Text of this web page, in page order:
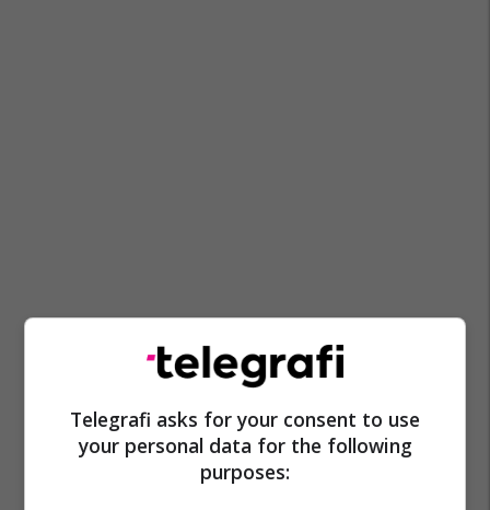
Telegrafi asks for your consent to use
your personal data for the following
purposes: